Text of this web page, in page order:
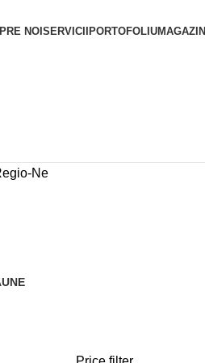
NOI SERVICII PORTOFOLIUMAGAZIN